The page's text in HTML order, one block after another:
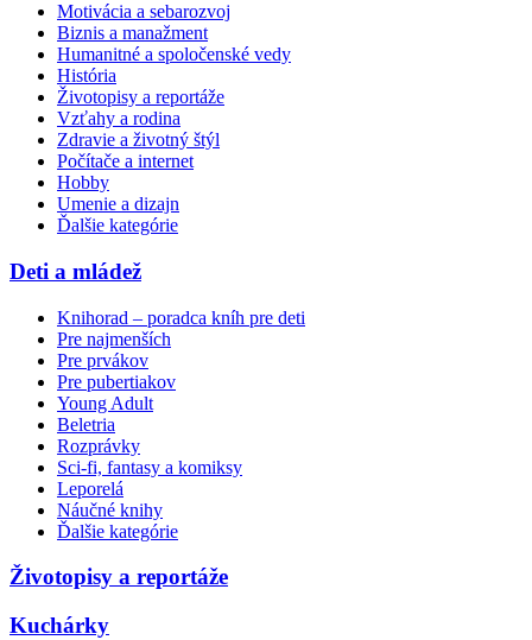
Motivácia a sebarozvoj
Biznis a manažment
Humanitné a spoločenské vedy
História
Životopisy a reportáže
Vzťahy a rodina
Zdravie a životný štýl
Počítače a internet
Hobby
Umenie a dizajn
Ďalšie kategórie
Deti a mládež
Knihorad – poradca kníh pre deti
Pre najmenších
Pre prvákov
Pre pubertiakov
Young Adult
Beletria
Rozprávky
Sci-fi, fantasy a komiksy
Leporelá
Náučné knihy
Ďalšie kategórie
Životopisy a reportáže
Kuchárky